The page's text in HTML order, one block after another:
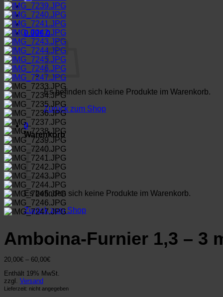
0,00€ 0
Es befinden sich keine Produkte im Warenkorb.
Zurück zum Shop
0
Warenkorb
Es befinden sich keine Produkte im Warenkorb.
Zurück zum Shop
Amboina-Furnier 1,3 – 3
20,00€ – 60,00€Preisspanne:
bis
Enthält 19% MwSt.
zzgl. Versand
Lieferzeit: nicht angegeben